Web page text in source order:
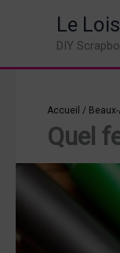
Le
DIY
Accueil /
Quel